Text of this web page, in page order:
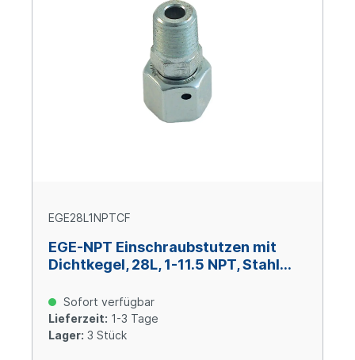
EGE28L1NPTCF
EGE-NPT Einschraubstutzen mit
Dichtkegel, 28L, 1-11.5 NPT, Stahl
Sofort verfügbar
Lieferzeit: 1-3 Tage
Lager: 3 Stück